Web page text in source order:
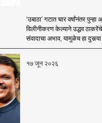
‘उबाठा’ गटात चार वर्षांनंतर
विलीनीकरण केल्याने उद्धव
संवादाचा अभाव, यामुळेच हा
१७ जून २०२६